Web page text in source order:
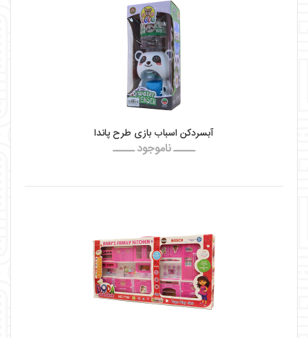
آبسردکن اسباب بازی طرح پاندا
ـــــ ناموجود ـــــ